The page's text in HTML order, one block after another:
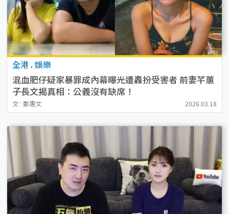
全港 . 娛樂
混血肥仔疑家暴罪成內幕曝光遭轟扮受害者 前妻芊蕙
子長文揭真相：公義沒有缺席！
文 : 鄭惠文 2026.03.18